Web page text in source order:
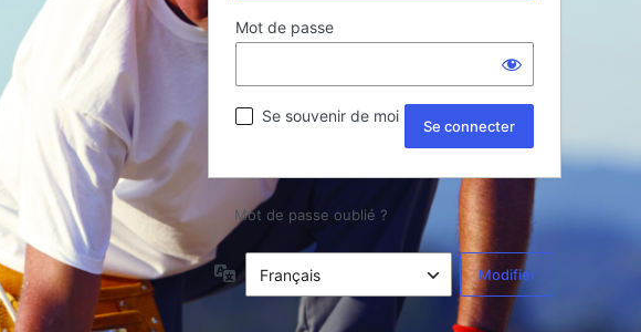
Mot de passe
Se souvenir de moi
Mot de passe oublié ?
Langue